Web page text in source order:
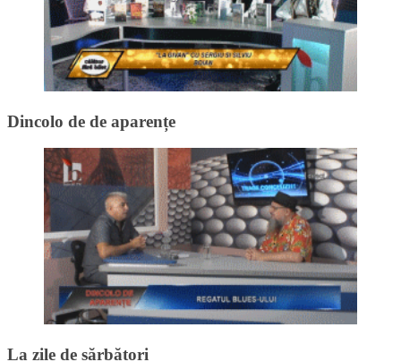
Dincolo de de aparențe
La zile de sărbători